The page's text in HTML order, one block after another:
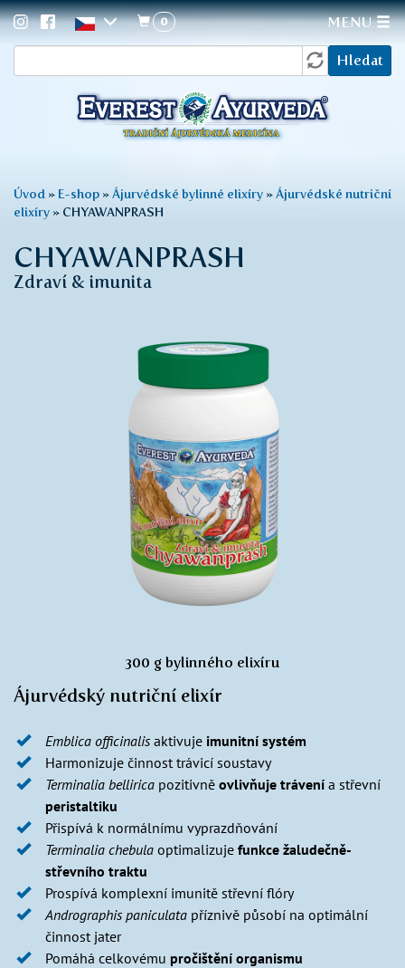
Hledat
0 MENU
Jste
zde
Úvod » E-shop »Ájurvédské bylinné elixíry »Ájurvédské nutriční
elixíry » CHYAWANPRASH
CHYAWANPRASH
Zdraví & imunita
300 g bylinného elixíru
Ájurvédský nutriční elixír
Emblica officinalis aktivuje imunitní systém
Harmonizuje činnost trávicí soustavy
Terminalia bellirica pozitivně ovlivňuje trávení a střevní
peristaltiku
Přispívá k normálnímu vyprazdňování
Terminalia chebula optimalizuje funkce žaludečně-
střevního traktu
Prospívá komplexní imunitě střevní flóry
Andrographis paniculata příznivě působí na optimální
činnost jater
Pomáhá celkovému pročištění organismu